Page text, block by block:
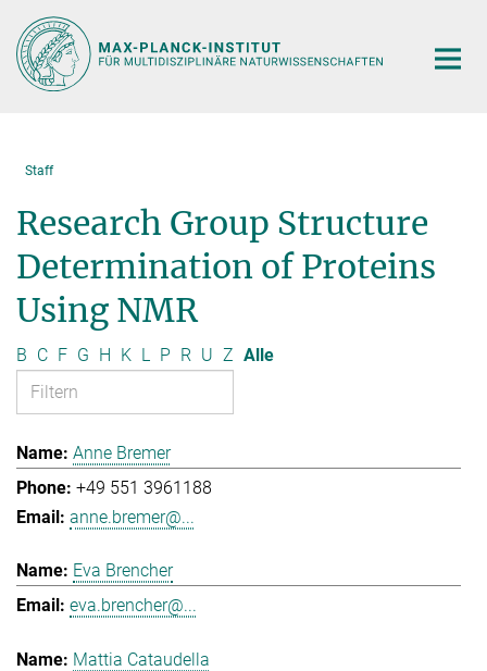
Hauptinhalt
Staff
Research Group Structure
Determination of Proteins
Using NMR
B C F G H K L P R U Z Alle
Anne Bremer
+49 551 3961188
anne.bremer@...
Eva Brencher
eva.brencher@...
Mattia Cataudella